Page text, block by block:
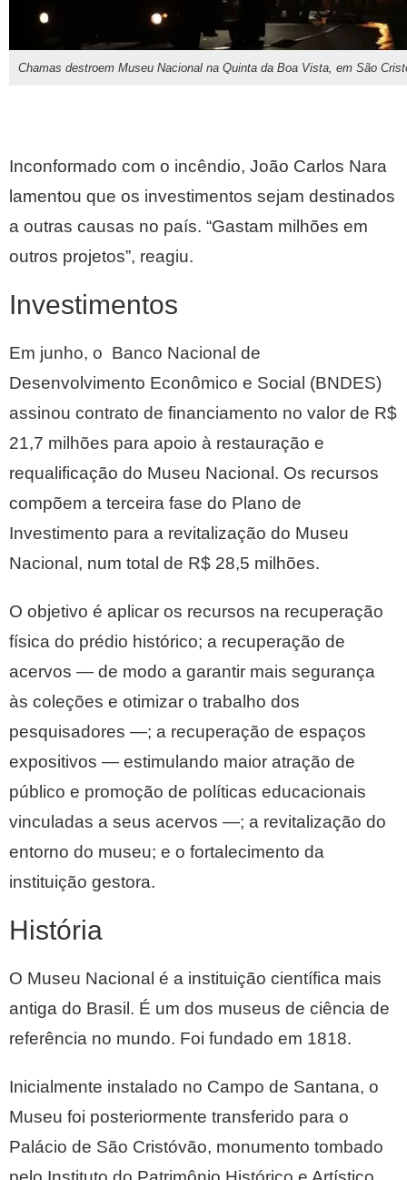
Chamas destroem Museu Nacional na Quinta da Boa Vista, em São
Inconformado com o incêndio, João Carlos Nara
lamentou que os investimentos sejam destinados
a outras causas no país. “Gastam milhões em
outros projetos”, reagiu.
Investimentos
Em junho, o Banco Nacional de
Desenvolvimento Econômico e Social (BNDES)
assinou contrato de financiamento no valor de R$
21,7 milhões para apoio à restauração e
requalificação do Museu Nacional. Os recursos
compõem a terceira fase do Plano de
Investimento para a revitalização do Museu
Nacional, num total de R$ 28,5 milhões.
O objetivo é aplicar os recursos na recuperação
física do prédio histórico; a recuperação de
acervos — de modo a garantir mais segurança
às coleções e otimizar o trabalho dos
pesquisadores —; a recuperação de espaços
expositivos — estimulando maior atração de
público e promoção de políticas educacionais
vinculadas a seus acervos —; a revitalização do
entorno do museu; e o fortalecimento da
instituição gestora.
História
O Museu Nacional é a instituição científica mais
antiga do Brasil. É um dos museus de ciência de
referência no mundo. Foi fundado em 1818.
Inicialmente instalado no Campo de Santana, o
Museu foi posteriormente transferido para o
Palácio de São Cristóvão, monumento tombado